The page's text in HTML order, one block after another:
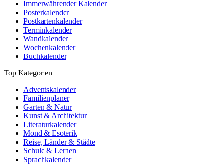
Immerwährender Kalender
Posterkalender
Postkartenkalender
Terminkalender
Wandkalender
Wochenkalender
Buchkalender
Top Kategorien
Adventskalender
Familienplaner
Garten & Natur
Kunst & Architektur
Literaturkalender
Mond & Esoterik
Reise, Länder & Städte
Schule & Lernen
Sprachkalender